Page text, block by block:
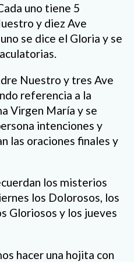
uno tiene 5
y diez Ave
se dice el Gloria y se
Nuestro y tres Ave
referencia a la
Virgen María y se
intenciones y
las oraciones finales y
los misterios
los Dolorosos, los
Gloriosos y los jueves
hacer una hojita con